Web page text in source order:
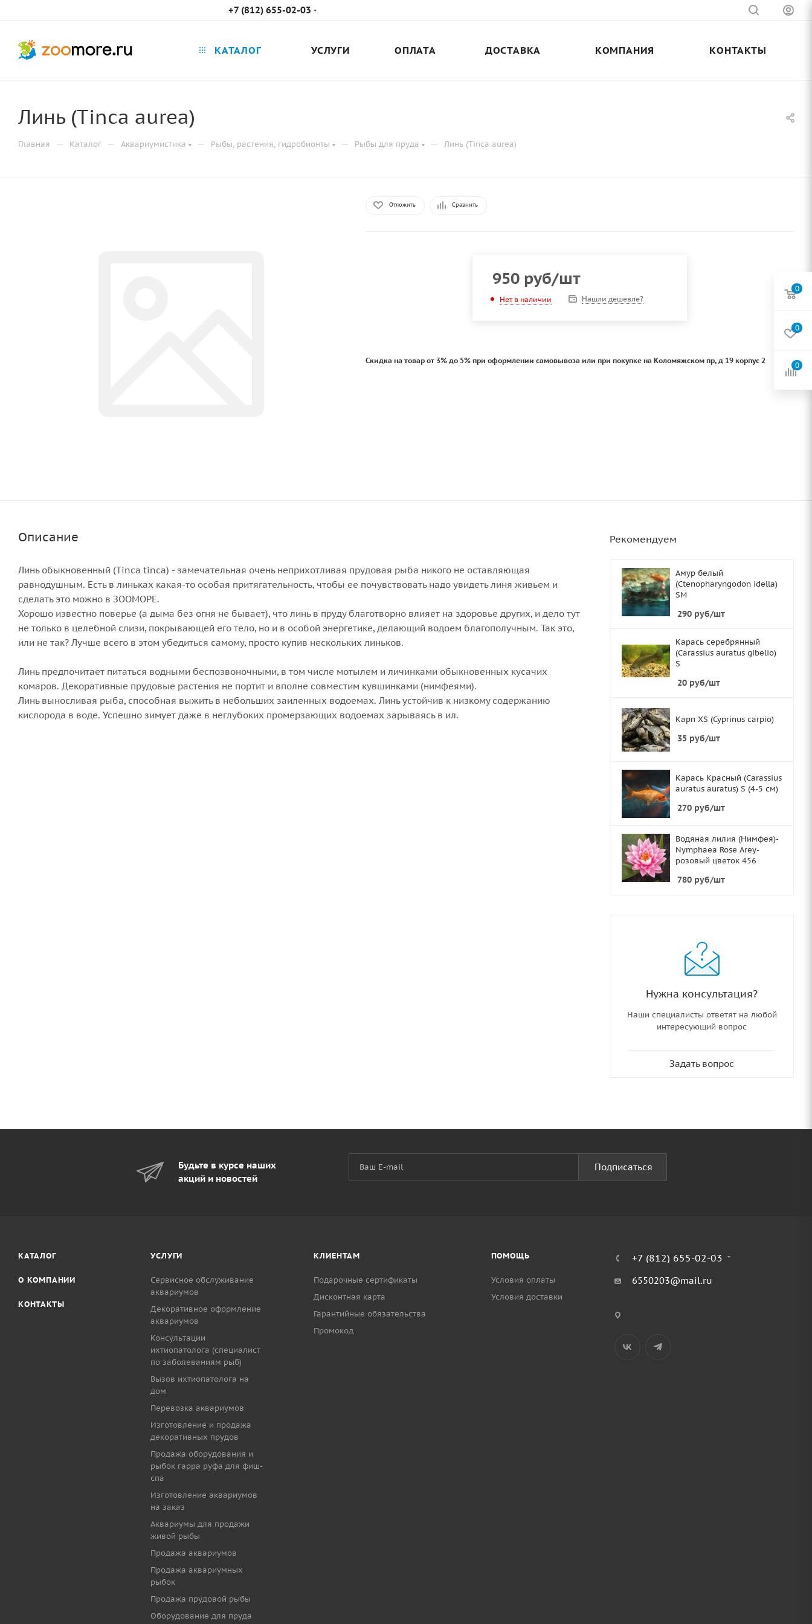
+7 (812) 655-02-03
КАТАЛОГ УСЛУГИ ОПЛАТА ДОСТАВКА КОМПАНИЯ КОНТАКТЫ
Линь (Tinca aurea)
Главная — Каталог — Аквариумистика — Рыбы, растения, гидробионты — Рыбы для пруда — Линь (Tinca aurea)
Отложить Сравнить
950 руб/шт
Нет в наличии Нашли дешевле?
Скидка на товар от 3% до 5% при оформлении самовывоза или при покупке на Коломяжском пр, д 19 корпус 2
Описание
Линь обыкновенный (Tinca tinca) - замечательная очень неприхотливая прудовая рыба никого не оставляющая
равнодушным. Есть в линьках какая-то особая притягательность, чтобы ее почувствовать надо увидеть линя живьем и
сделать это можно в ЗООМОРЕ.
Хорошо известно поверье (а дыма без огня не бывает), что линь в пруду благотворно влияет на здоровье других, и дело тут
не только в целебной слизи, покрывающей его тело, но и в особой энергетике, делающий водоем благополучным. Так это,
или не так? Лучше всего в этом убедиться самому, просто купив нескольких линьков.
Линь предпочитает питаться водными беспозвоночными, в том числе мотылем и личинками обыкновенных кусачих
комаров. Декоративные прудовые растения не портит и вполне совместим кувшинками (нимфеями).
Линь выносливая рыба, способная выжить в небольших заиленных водоемах. Линь устойчив к низкому содержанию
кислорода в воде. Успешно зимует даже в неглубоких промерзающих водоемах зарываясь в ил.
Рекомендуем
Амур белый
(Ctenopharyngodon idella)
SМ
290 руб/шт
Карась серебрянный
(Carassius auratus gibelio)
S
20 руб/шт
Карп XS (Cyprinus carpio)
35 руб/шт
Карась Красный (Carassius
auratus auratus) S (4-5 см)
270 руб/шт
Водяная лилия (Нимфея)-
Nymphaea Rose Arey-
розовый цветок 456
780 руб/шт
Нужна консультация?
Наши специалисты ответят на любой
интересующий вопрос
Задать вопрос
Будьте в курсе наших
акций и новостей
Подписаться
КАТАЛОГ
О КОМПАНИИ
КОНТАКТЫ
УСЛУГИ
Сервисное обслуживание
аквариумов
Декоративное оформление
аквариумов
Консультации
ихтиопатолога (специалист
по заболеваниям рыб)
Вызов ихтиопатолога на
дом
Перевозка аквариумов
Изготовление и продажа
декоративных прудов
Продажа оборудования и
рыбок гарра руфа для фиш-
спа
Изготовление аквариумов
на заказ
Аквариумы для продажи
живой рыбы
Продажа аквариумов
Продажа аквариумных
рыбок
Продажа прудовой рыбы
Оборудование для пруда
КЛИЕНТАМ
Подарочные сертификаты
Дисконтная карта
Гарантийные обязательства
Промокод
ПОМОЩЬ
Условия оплаты
Условия доставки
+7 (812) 655-02-03
6550203@mail.ru
0
0
0